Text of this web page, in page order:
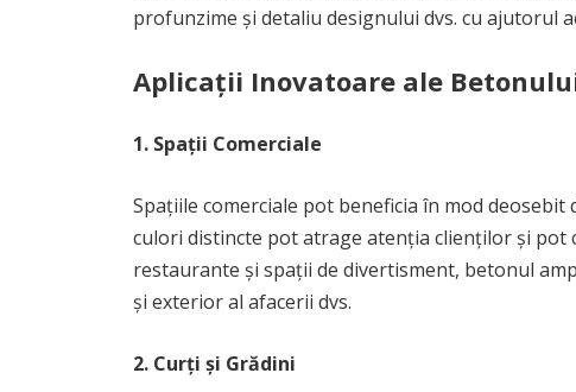
profunzime și detaliu designului dvs. cu ajutorul
Aplicații Inovatoare ale
1. Spații Comerciale
Spațiile comerciale pot beneficia în mod
culori distincte pot atrage atenția clienților și pot
restaurante și spații de divertisment, betonul
și exterior al afacerii dvs.
2. Curți și Grădini